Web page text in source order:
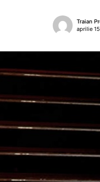
Traian
aprilie